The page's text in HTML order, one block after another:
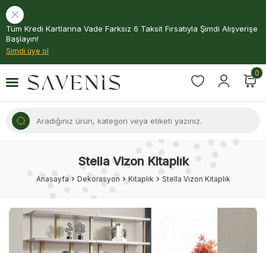
Tüm Kredi Kartlarına Vade Farksız 6 Taksit Fırsatıyla Şimdi Alışverişe
Başlayın!
Şimdi üye ol
0
Stella Vizon Kitaplık
Anasayfa Dekorasyon Kitaplık Stella Vizon Kitaplık